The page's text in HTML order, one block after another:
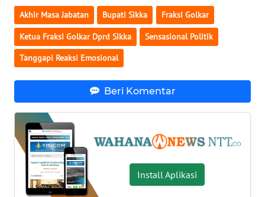
Akhir Masa Jabatan Bupati Sikka Fraksi Golkar
Ketua Fraksi Golkar Dprd Sikka Sensasional Politik
Tanggapi Reaksi Emosional
Beri Komentar
Install Aplikasi
WN
JATENG
WN
JOGJA
WN
JATIM